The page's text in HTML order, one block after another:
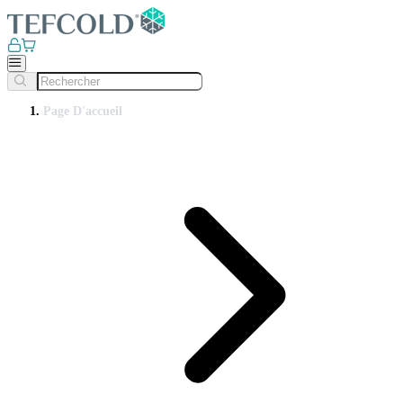
Page D'accueil